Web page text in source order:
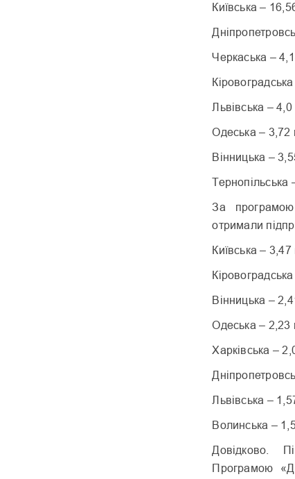
Київська –
Черкаська –
Львівська –
Одеська – 3,72
Вінницька –
Тернопільська
За
отримали
Київська –
Вінницька –
Одеська – 2,23
Харківська –
Львівська –
Волинська –
Довідково.
Програмою